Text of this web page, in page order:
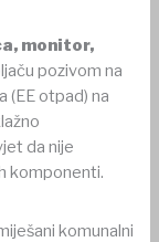
monitor,
pozivom na
(EE otpad) na
da nije
komponenti.
komunalni